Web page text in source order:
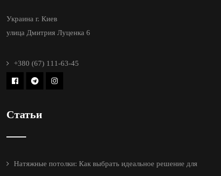
Украина г. Киев
улица Дмитрия Луценка 6
+380 (67) 111-63-45
Статьи
Натяжные потолки: Как выбрать идеальное решение для